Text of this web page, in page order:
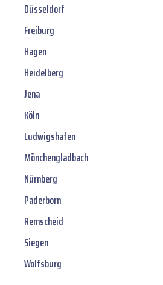
Düsseldorf
Freiburg
Hagen
Heidelberg
Jena
Köln
Ludwigshafen
Mönchengladbach
Nürnberg
Paderborn
Remscheid
Siegen
Wolfsburg